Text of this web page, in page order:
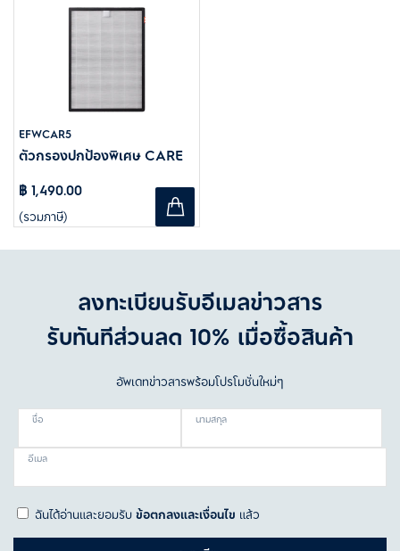
EFWCAR5
ตัวกรองปกป้องพิเศษ CARE
฿ 1,490.00
(รวมภาษี)
ลงทะเบียนรับอีเมลข่าวสาร
รับทันทีส่วนลด 10% เมื่อซื้อสินค้า
อัพเดทข่าวสารพร้อมโปรโมชั่นใหม่ๆ
ชื่อ นามสกุล
อีเมล
ฉันได้อ่านและยอมรับข้อตกลงและเงื่อนไข แล้ว